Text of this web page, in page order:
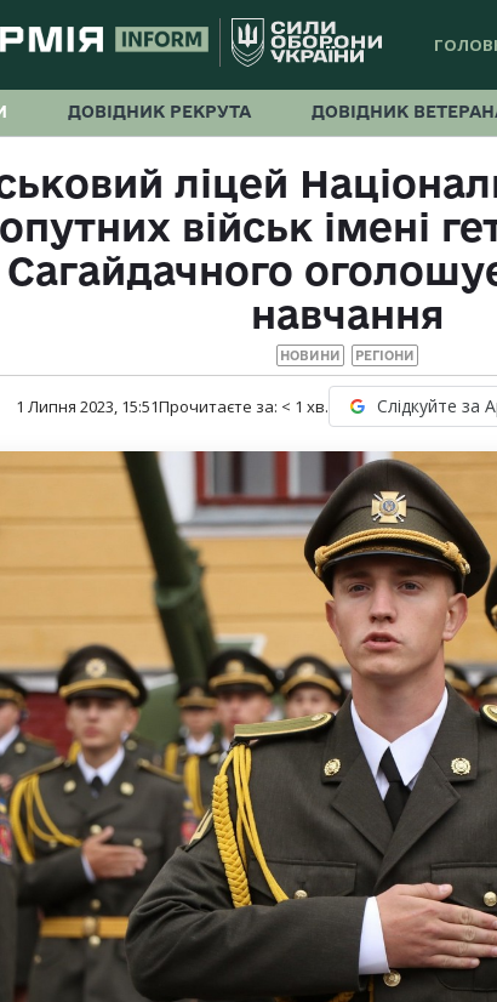
ДОВІДНИК РЕКРУТА ДОВІДНИК
ліцей
військ імені
Сагайдачного
навчання
НОВИНИ РЕГІОНИ
1 Липня 2023, 15:51Прочитаєте за: < 1 хв. Слідкуйте за